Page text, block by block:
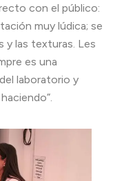
con el público:
muy lúdica; se
y las texturas. Les
es una
laboratorio y